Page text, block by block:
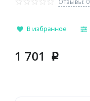
В избранное
1 701 p